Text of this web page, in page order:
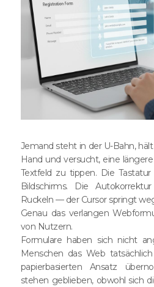
Jemand steht in der U-Bahn,
Hand und versucht, eine
Textfeld zu tippen. Die
Bildschirms. Die
Ruckeln — der Cursor springt
Genau das verlangen
von Nutzern.
Formulare haben sich nicht
Menschen das Web
papierbasierten Ansatz
stehen geblieben, obwohl sich